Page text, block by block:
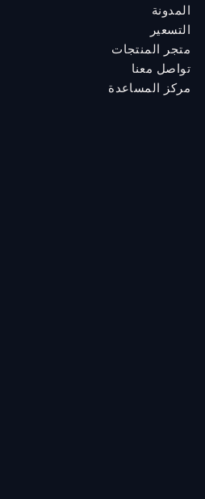
المدونة
التسعير
متجر المنتجات
تواصل معنا
مركز المساعدة